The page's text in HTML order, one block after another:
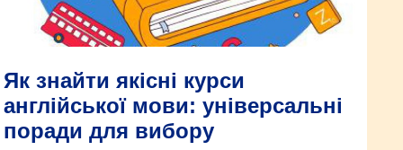
Як знайти якісні курси
англійської мови: універсальні
поради для вибору